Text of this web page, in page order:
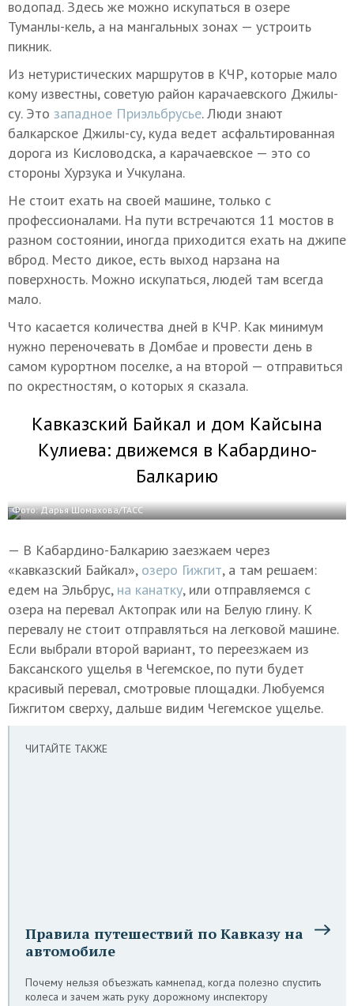
водопад. Здесь же можно искупаться в озере
Туманлы-кель, а на мангальных зонах — устроить
пикник.
Из нетуристических маршрутов в КЧР, которые мало
кому известны, советую район карачаевского Джилы-
су. Это западное Приэльбрусье. Люди знают
балкарское Джилы-су, куда ведет асфальтированная
дорога из Кисловодска, а карачаевское — это со
стороны Хурзука и Учкулана.
Не стоит ехать на своей машине, только с
профессионалами. На пути встречаются 11 мостов в
разном состоянии, иногда приходится ехать на джипе
вброд. Место дикое, есть выход нарзана на
поверхность. Можно искупаться, людей там всегда
мало.
Что касается количества дней в КЧР. Как минимум
нужно переночевать в Домбае и провести день в
самом курортном поселке, а на второй — отправиться
по окрестностям, о которых я сказала.
Кавказский Байкал и дом Кайсына
Кулиева: движемся в Кабардино-
Балкарию
Фото: Дарья Шомахова/ТАСС
— В Кабардино-Балкарию заезжаем через
«кавказский Байкал», озеро Гижгит, а там решаем:
едем на Эльбрус, на канатку, или отправляемся с
озера на перевал Актопрак или на Белую глину. К
перевалу не стоит отправляться на легковой машине.
Если выбрали второй вариант, то переезжаем из
Баксанского ущелья в Чегемское, по пути будет
красивый перевал, смотровые площадки. Любуемся
Гижгитом сверху, дальше видим Чегемское ущелье.
ЧИТАЙТЕ ТАКЖЕ
Правила путешествий по Кавказу на
автомобиле
Почему нельзя объезжать камнепад, когда полезно спустить
колеса и зачем жать руку дорожному инспектору